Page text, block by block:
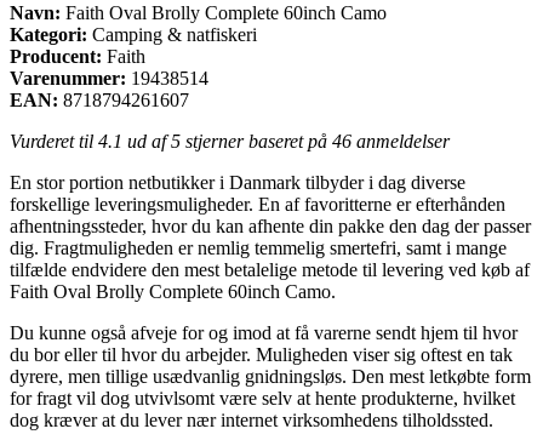
Navn: Faith Oval Brolly Complete 60inch Camo
Kategori: Camping & natfiskeri
Producent: Faith
Varenummer: 19438514
EAN: 8718794261607
Vurderet til 4.1 ud af 5 stjerner baseret på 46 anmeldelser
En stor portion netbutikker i Danmark tilbyder i dag diverse
forskellige leveringsmuligheder. En af favoritterne er efterhånden
afhentningssteder, hvor du kan afhente din pakke den dag der passer
dig. Fragtmuligheden er nemlig temmelig smertefri, samt i mange
tilfælde endvidere den mest betalelige metode til levering ved køb af
Faith Oval Brolly Complete 60inch Camo.
Du kunne også afveje for og imod at få varerne sendt hjem til hvor
du bor eller til hvor du arbejder. Muligheden viser sig oftest en tak
dyrere, men tillige usædvanlig gnidningsløs. Den mest letkøbte form
for fragt vil dog utvivlsomt være selv at hente produkterne, hvilket
dog kræver at du lever nær internet virksomhedens tilholdssted.